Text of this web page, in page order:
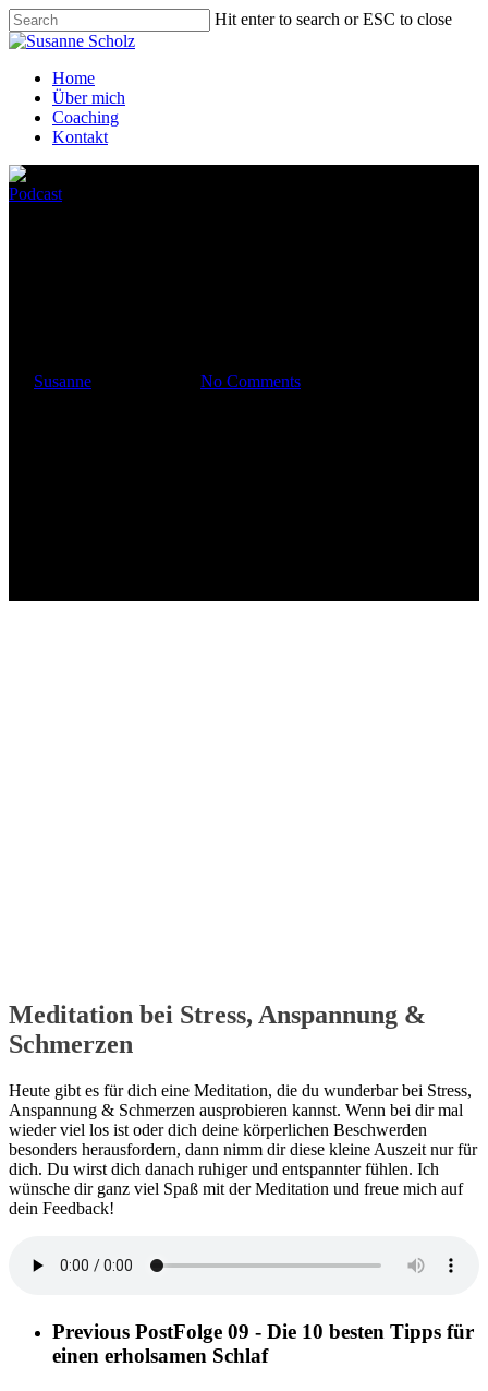
Hit enter to search or ESC to close
Home
Über mich
Coaching
Kontakt
Podcast
Susanne No Comments
Meditation bei Stress, Anspannung &
Schmerzen
Heute gibt es für dich eine Meditation, die du wunderbar bei Stress,
Anspannung & Schmerzen ausprobieren kannst. Wenn bei dir mal
wieder viel los ist oder dich deine körperlichen Beschwerden
besonders herausfordern, dann nimm dir diese kleine Auszeit nur für
dich. Du wirst dich danach ruhiger und entspannter fühlen. Ich
wünsche dir ganz viel Spaß mit der Meditation und freue mich auf
dein Feedback!
Previous PostFolge 09 - Die 10 besten Tipps für
einen erholsamen Schlaf